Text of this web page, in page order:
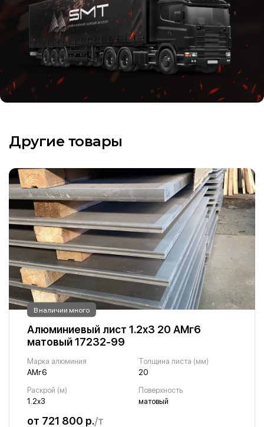
Другие товары
В наличии много
Алюминиевый лист 1.2х3 20 АМг6
матовый 17232-99
Марка алюминия
АМг6
Толщина листа (мм)
20
Раскрой (м)
1.2х3
Поверхность
матовый
от 721 800 р./т